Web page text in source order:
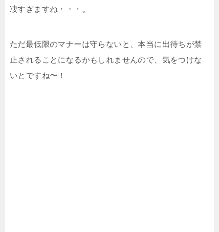
凄すぎますね・・・。
ただ最低限のマナーは守らないと、本当に出待ちが禁
止されることになるかもしれませんので、気をつけな
いとですね〜！